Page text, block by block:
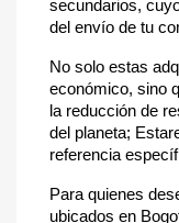
secundarios,
del envío de tu
No solo estas
económico, sino
la reducción de
del planeta;
referencia
Para quienes
ubicados en